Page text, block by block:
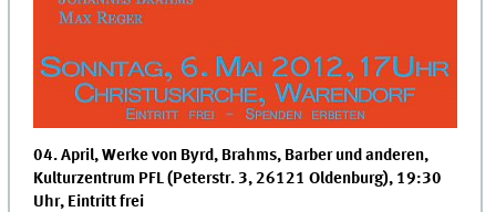
04. April, Werke von Byrd, Brahms, Barber und anderen,
Kulturzentrum PFL (Peterstr. 3, 26121 Oldenburg), 19:30
Uhr, Eintritt frei